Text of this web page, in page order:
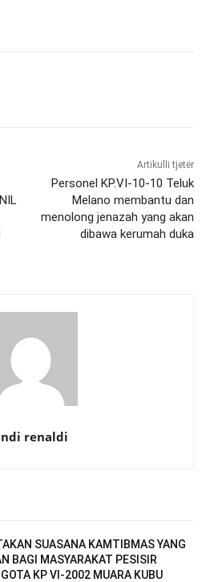
Artikulli tjetër
Personel KP.VI-10-10 Teluk
Melano membantu dan
menolong jenazah yang akan
dibawa kerumah duka
renaldi
SUASANA KAMTIBMAS YANG
BAGI MASYARAKAT PESISIR
KP VI-2002 MUARA KUBU